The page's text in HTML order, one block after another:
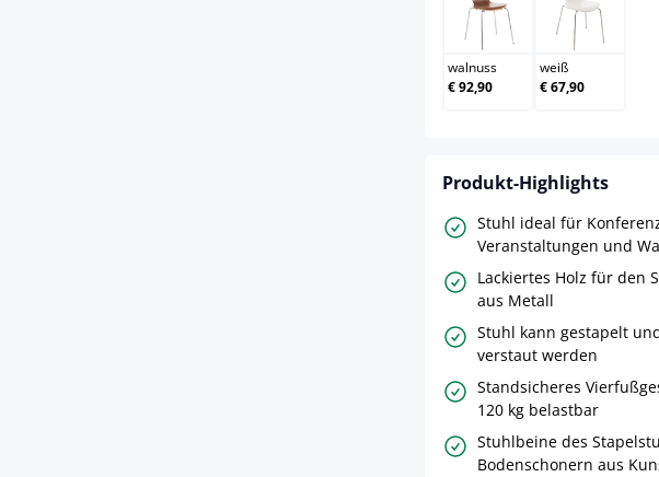
walnuss
walnuss
€ 92,90
weiß
weiß
€ 67,90
Produkt-Highlights
Stuhl ideal für
Veranstaltungen und
Lackiertes Holz für den
aus Metall
Stuhl kann gestapelt
verstaut werden
Standsicheres
120 kg belastbar
Stuhlbeine des
Bodenschonern aus